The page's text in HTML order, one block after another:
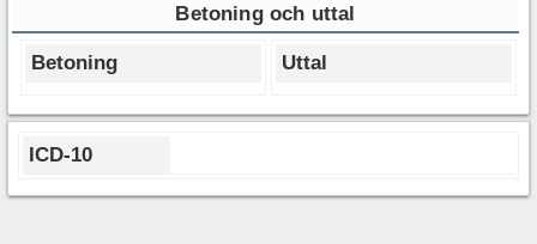
Betoning och uttal
Betoning Uttal
ICD-10